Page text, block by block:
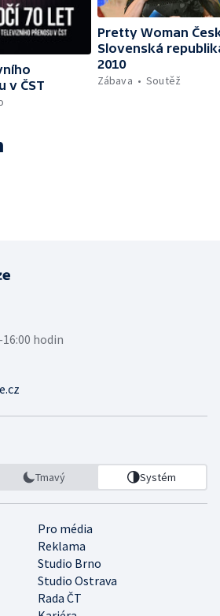
v ČST
Pretty Woman
Slovenská
2010
Zábava
Soutěž
hodin
Tmavý Systém
Pro média
Reklama
Studio Brno
Studio Ostrava
Rada ČT